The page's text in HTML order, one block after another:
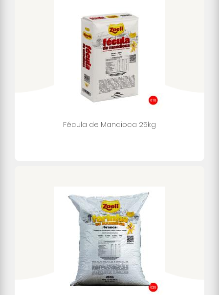
Fécula de Mandioca 25kg